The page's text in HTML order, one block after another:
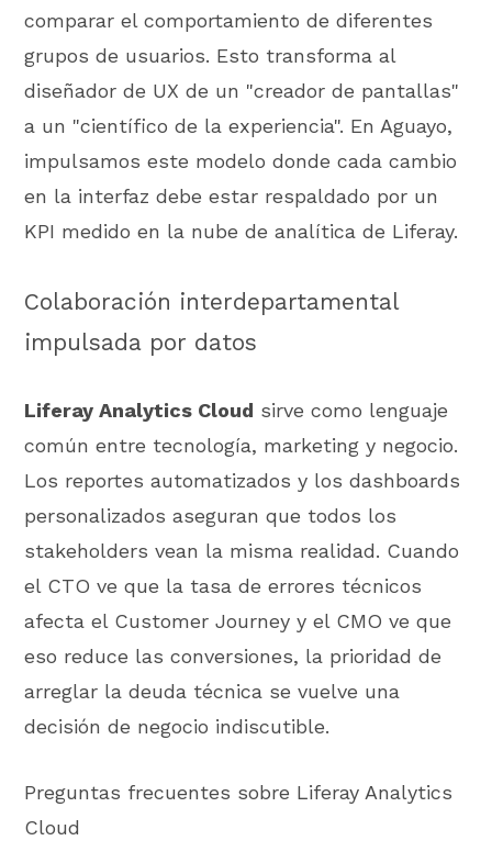
comparar el comportamiento de diferentes
grupos de usuarios. Esto transforma al
diseñador de UX de un "creador de pantallas"
a un "científico de la experiencia". En Aguayo,
impulsamos este modelo donde cada cambio
en la interfaz debe estar respaldado por un
KPI medido en la nube de analítica de Liferay.
Colaboración interdepartamental
impulsada por datos
Liferay Analytics Cloud sirve como lenguaje
común entre tecnología, marketing y negocio.
Los reportes automatizados y los dashboards
personalizados aseguran que todos los
stakeholders vean la misma realidad. Cuando
el CTO ve que la tasa de errores técnicos
afecta el Customer Journey y el CMO ve que
eso reduce las conversiones, la prioridad de
arreglar la deuda técnica se vuelve una
decisión de negocio indiscutible.
Preguntas frecuentes sobre Liferay Analytics
Cloud